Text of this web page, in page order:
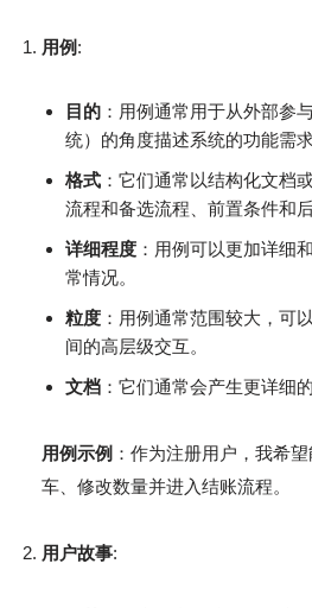
用例:
目的 ：用例通常用于从外部参
统）的角度描述系统的功能需求
格式 ：它们通常以结构化文档
流程和备选流程、前置条件和后
详细程度 ：用例可以更加详细
常情况。
粒度 ：用例通常范围较大，可
间的高层级交互。
文档 ：它们通常会产生更详细的
用例示例 ：作为注册用户，我希
车、修改数量并进入结账流程。
用户故事: